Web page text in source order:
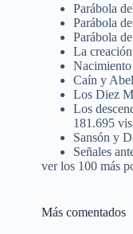
Parábola
Parábola
Parábola
La creación
Nacimiento
Caín y Abel
Los Diez
Los
181.695
Sansón y
Señales
ver los 100 más
Más comentados